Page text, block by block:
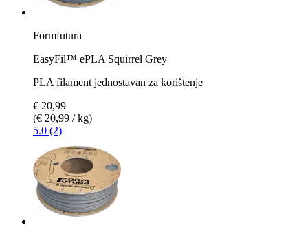
Formfutura
EasyFil™ ePLA Squirrel Grey
PLA filament jednostavan za korištenje
€ 20,99
(€ 20,99 / kg)
5.0 (2)